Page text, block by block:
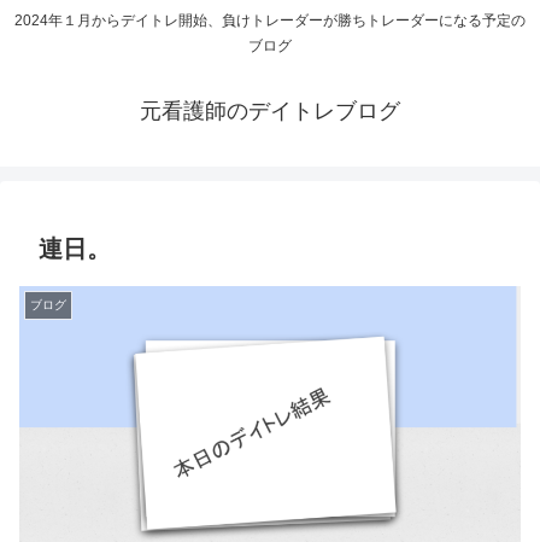
2024年１月からデイトレ開始、負けトレーダーが勝ちトレーダーになる予定の
ブログ
元看護師のデイトレブログ
連日。
ブログ